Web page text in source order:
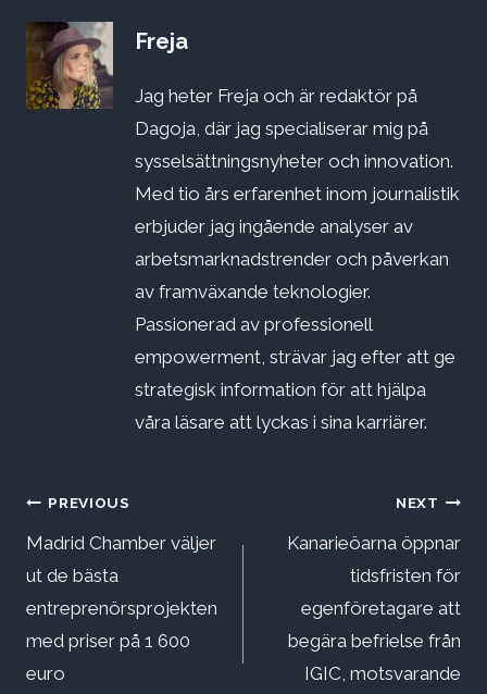
Freja
Jag heter Freja och är redaktör på
Dagoja, där jag specialiserar mig på
sysselsättningsnyheter och innovation.
Med tio års erfarenhet inom journalistik
erbjuder jag ingående analyser av
arbetsmarknadstrender och påverkan
av framväxande teknologier.
Passionerad av professionell
empowerment, strävar jag efter att ge
strategisk information för att hjälpa
våra läsare att lyckas i sina karriärer.
Inläggsnavigering
PREVIOUS
Madrid Chamber väljer
ut de bästa
entreprenörsprojekten
med priser på 1 600
euro
NEXT
Kanarieöarna öppnar
tidsfristen för
egenföretagare att
begära befrielse från
IGIC, motsvarande